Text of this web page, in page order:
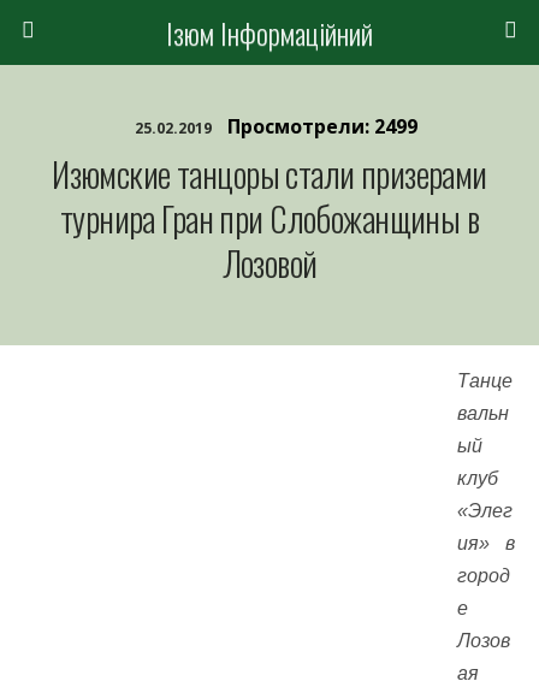
Ізюм Інформаційний
25.02.2019 Просмотрели: 2499
Изюмские танцоры стали призерами
турнира Гран при Слобожанщины в
Лозовой
Танце
вальн
ый
клуб
«Элег
ия» в
город
е
Лозов
ая